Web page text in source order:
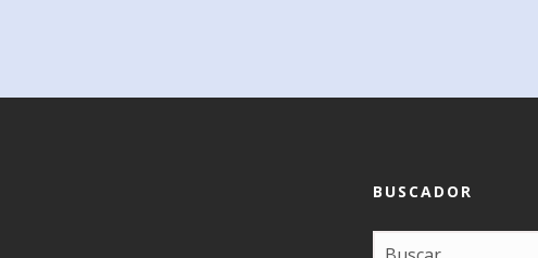
BUSCADOR